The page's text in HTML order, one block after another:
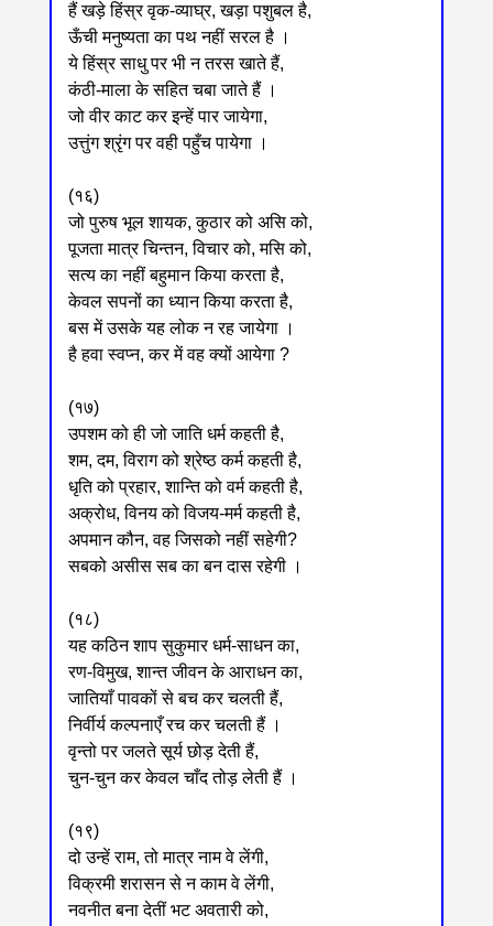
हैं खड़े हिंस्र वृक-व्याघ्र, खड़ा पशुबल है,
ऊँची मनुष्यता का पथ नहीं सरल है ।
ये हिंस्र साधु पर भी न तरस खाते हैं,
कंठी-माला के सहित चबा जाते हैं ।
जो वीर काट कर इन्हें पार जायेगा,
उत्तुंग श्रृंग पर वही पहुँच पायेगा ।
(१६)
जो पुरुष भूल शायक, कुठार को असि को,
पूजता मात्र चिन्तन, विचार को, मसि को,
सत्य का नहीं बहुमान किया करता है,
केवल सपनों का ध्यान किया करता है,
बस में उसके यह लोक न रह जायेगा ।
है हवा स्वप्न, कर में वह क्यों आयेगा ?
(१७)
उपशम को ही जो जाति धर्म कहती है,
शम, दम, विराग को श्रेष्ठ कर्म कहती है,
धृति को प्रहार, शान्ति को वर्म कहती है,
अक्रोध, विनय को विजय-मर्म कहती है,
अपमान कौन, वह जिसको नहीं सहेगी?
सबको असीस सब का बन दास रहेगी ।
(१८)
यह कठिन शाप सुकुमार धर्म-साधन का,
रण-विमुख, शान्त जीवन के आराधन का,
जातियाँ पावकों से बच कर चलती हैं,
निर्वीर्य कल्पनाएँ रच कर चलती हैं ।
वृन्तो पर जलते सूर्य छोड़ देती हैं,
चुन-चुन कर केवल चाँद तोड़ लेती हैं ।
(१९)
दो उन्हें राम, तो मात्र नाम वे लेंगी,
विक्रमी शरासन से न काम वे लेंगी,
नवनीत बना देतीं भट अवतारी को,